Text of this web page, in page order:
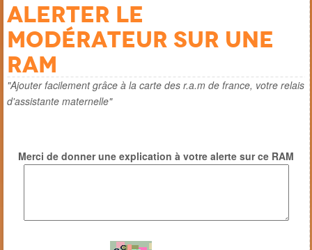
Alerter le
modérateur sur une
ram
"Ajouter facilement grâce à la carte des r.a.m de france, votre relais
d'assistante maternelle"
Merci de donner une explication à votre alerte sur ce RAM